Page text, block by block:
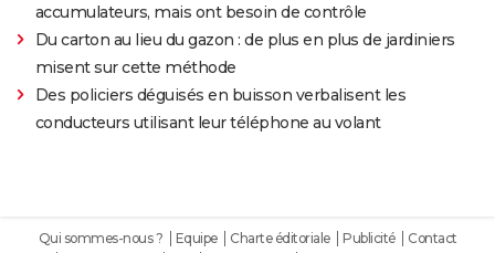
accumulateurs, mais ont besoin de contrôle
Du carton au lieu du gazon : de plus en plus de jardiniers
misent sur cette méthode
Des policiers déguisés en buisson verbalisent les
conducteurs utilisant leur téléphone au volant
Qui sommes-nous ? Equipe Charte éditoriale Publicité
Contact